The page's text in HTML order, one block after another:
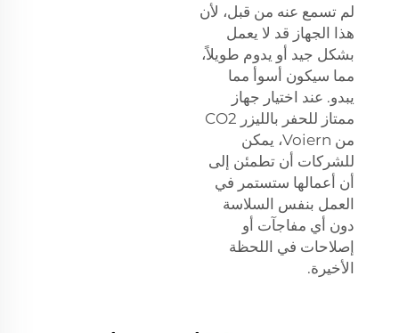
لم تسمع عنه من قبل، لأن
هذا الجهاز قد لا يعمل
بشكل جيد أو يدوم طويلاً،
مما سيكون أسوأ مما
يبدو. عند اختيار جهاز
ممتاز للحفر بالليزر CO2
من Voiern، يمكن
للشركات أن تطمئن إلى
أن أعمالها ستستمر في
العمل بنفس السلاسة
دون أي مفاجآت أو
إصلاحات في اللحظة
الأخيرة.